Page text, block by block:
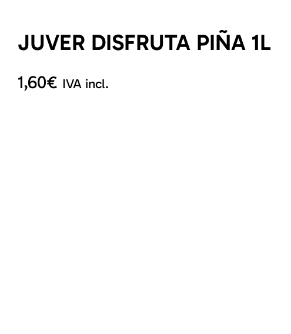
JUVER DISFRUTA PIÑA 1L
1,60€ IVA incl.